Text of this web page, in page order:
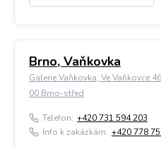
Brno, Vaňkovka
Galerie Vaňkovka, Ve Vaňkovce
00 Brno-střed
Telefon: +420 731 594 203
Info k zakázkám: +420 778